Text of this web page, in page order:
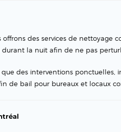
des services de nettoyage
la nuit afin de ne pas
des interventions
de bail pour bureaux et locaux